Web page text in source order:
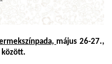
május 26-27.,
között.